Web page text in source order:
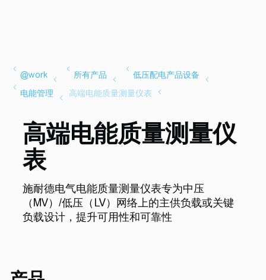
高端电能质量测量仪
表
施耐德电气电能质量测量仪表专为中压
（MV）/低压（LV）网络上的主供负载或关键
负载设计，提升可用性和可靠性